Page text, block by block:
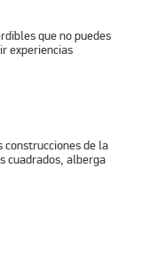
que no puedes
experiencias
construcciones de la
cuadrados, alberga